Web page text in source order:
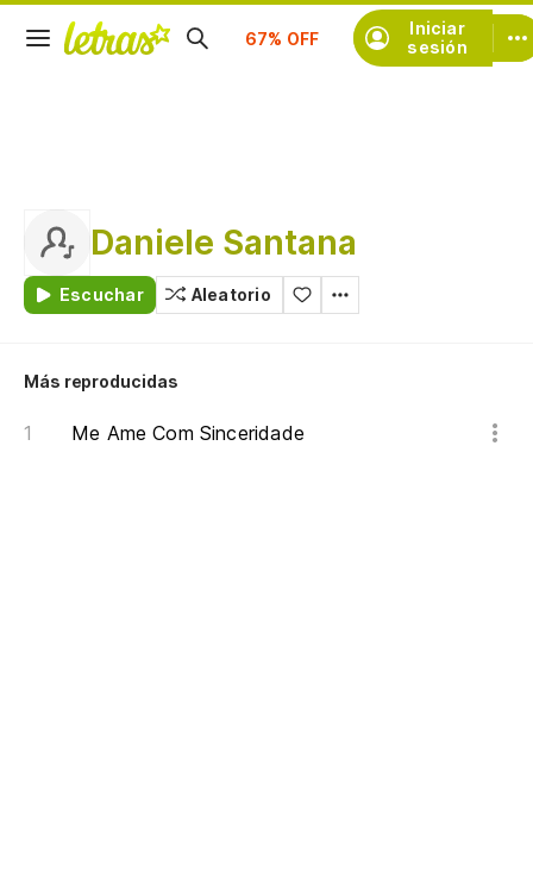
Iniciar
sesión
Suscríbete
Daniele Santana
Escuchar Aleatorio
Más reproducidas
Me Ame Com Sinceridade